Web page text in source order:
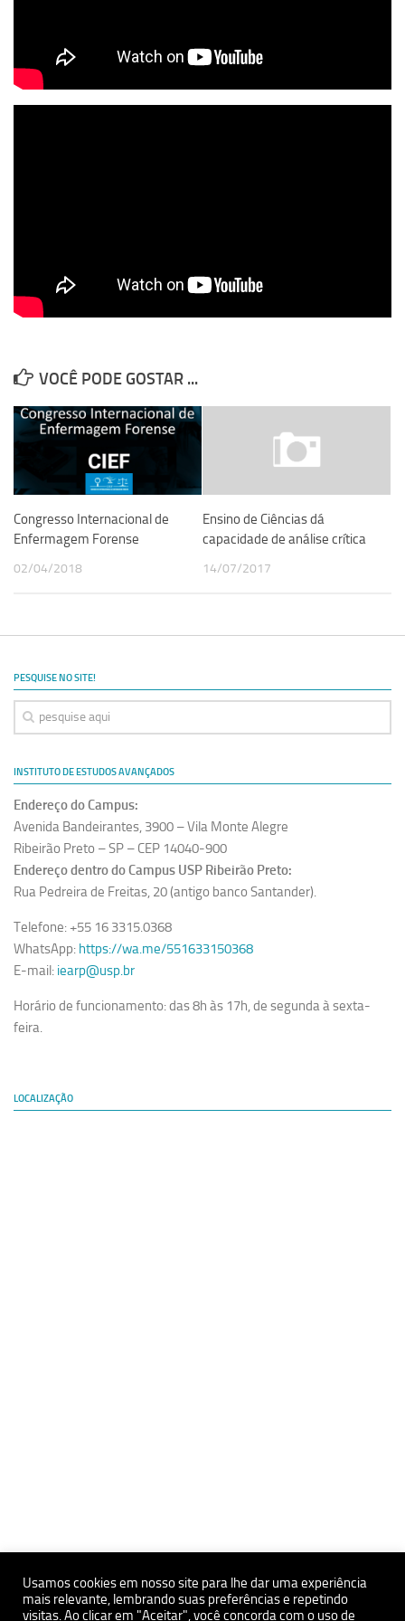
VOCÊ PODE GOSTAR ...
Congresso Internacional de
Enfermagem Forense
02/04/2018
Ensino de Ciências dá
capacidade de análise crítica
14/07/2017
PESQUISE NO SITE!
INSTITUTO DE ESTUDOS AVANÇADOS
Endereço do Campus:
Avenida Bandeirantes, 3900 – Vila Monte Alegre
Ribeirão Preto – SP – CEP 14040-900
Endereço dentro do Campus USP Ribeirão Preto:
Rua Pedreira de Freitas, 20 (antigo banco Santander).
Telefone: +55 16 3315.0368
WhatsApp: https://wa.me/551633150368
E-mail: iearp@usp.br
Horário de funcionamento: das 8h às 17h, de segunda à sexta-
feira.
LOCALIZAÇÃO
Políticas de Privacidade e Proteçãoa de Dados Pessoais
Usamos cookies em nosso site para lhe dar uma experiência
mais relevante, lembrando suas preferências e repetindo
visitas. Ao clicar em "Aceitar", você concorda com o uso de